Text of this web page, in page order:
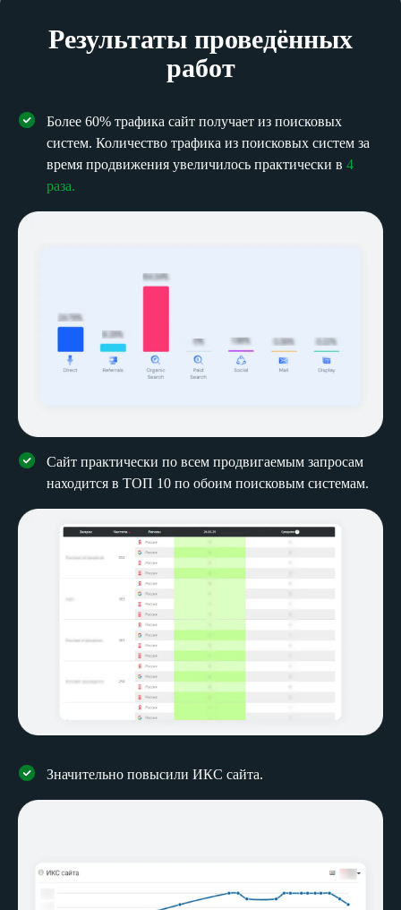
Результаты проведённых
работ
Более 60% трафика сайт получает из поисковых
систем. Количество трафика из поисковых систем за
время продвижения увеличилось практически в 4
раза.
Сайт практически по всем продвигаемым запросам
находится в ТОП 10 по обоим поисковым системам.
Значительно повысили ИКС сайта.